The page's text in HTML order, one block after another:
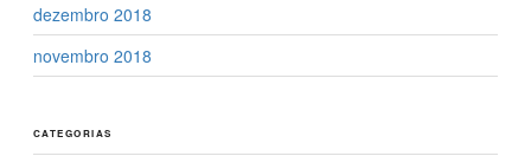
dezembro 2018
novembro 2018
CATEGORIAS